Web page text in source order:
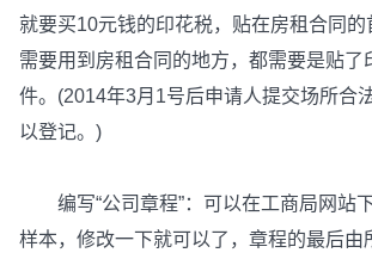
就要买10元钱的印花税，贴在房租合同的
需要用到房租合同的地方，都需要是贴了
件。(2014年3月1号后申请人提交场所合
以登记。)
编写“公司章程”：可以在工商局网站下
样本，修改一下就可以了，章程的最后由